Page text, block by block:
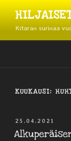
sisältöön
Kitaran surinaa
KUUKAUSI:
JULKAISTU
25.04.2021